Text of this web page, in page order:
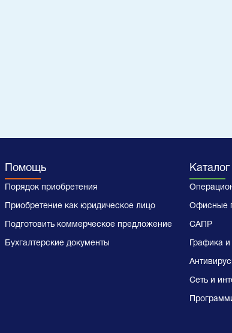
Помощь
Порядок приобретения
Приобретение как юридическое лицо
Подготовить коммерческое предложение
Бухгалтерские документы
Каталог
Офисные
САПР
Графика
Сеть и